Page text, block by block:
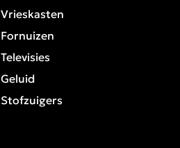
Vrieskasten
Fornuizen
Televisies
Geluid
Stofzuigers